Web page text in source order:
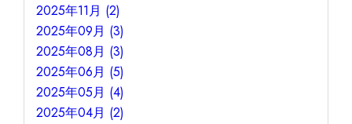
2025年11月 (2)
2025年09月 (3)
2025年08月 (3)
2025年06月 (5)
2025年05月 (4)
2025年04月 (2)